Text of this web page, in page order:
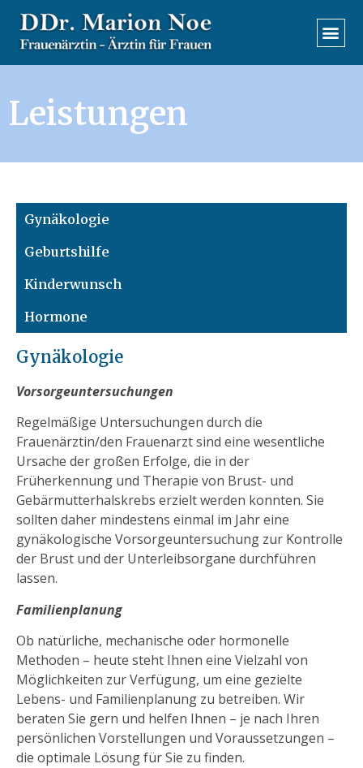
Leistungen
Gynäkologie
Geburtshilfe
Kinderwunsch
Hormone
Gynäkologie
Vorsorgeuntersuchungen
Regelmäßige Untersuchungen durch die
Frauenärztin/den Frauenarzt sind eine wesentliche
Ursache der großen Erfolge, die in der
Früherkennung und Therapie von Brust- und
Gebärmutterhalskrebs erzielt werden konnten. Sie
sollten daher mindestens einmal im Jahr eine
gynäkologische Vorsorgeuntersuchung zur Kontrolle
der Brust und der Unterleibsorgane durchführen
lassen.
Familienplanung
Ob natürliche, mechanische oder hormonelle
Methoden – heute steht Ihnen eine Vielzahl von
Möglichkeiten zur Verfügung, um eine gezielte
Lebens- und Familienplanung zu betreiben. Wir
beraten Sie gern und helfen Ihnen – je nach Ihren
persönlichen Vorstellungen und Voraussetzungen –
die optimale Lösung für Sie zu finden.